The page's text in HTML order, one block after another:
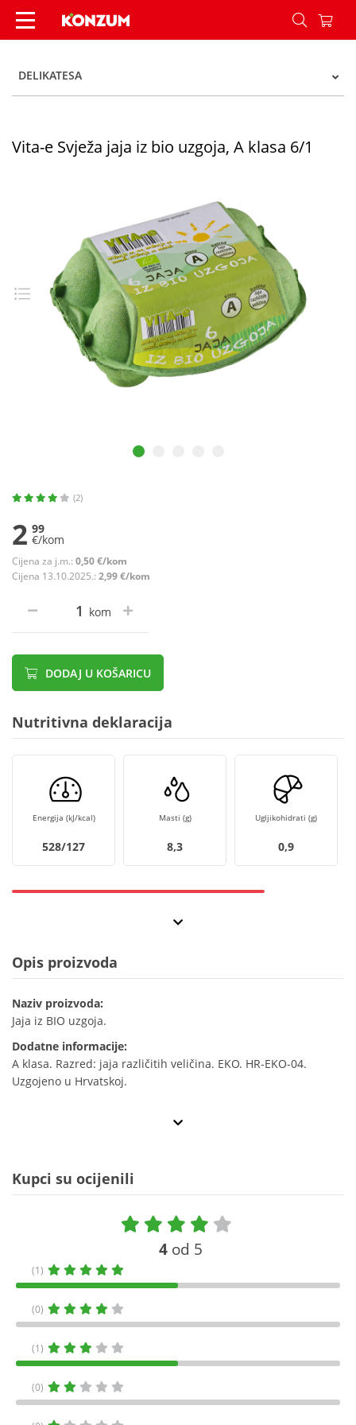
Vita-e Svježa jaja iz bio uzgoja, A klasa 6/1 -
DELIKATESA
Vita-e Svježa jaja iz bio uzgoja, A klasa 6/1
(2)
2 99
€/kom
Cijena za j.m.: 0,50 €/kom
Cijena 13.10.2025.: 2,99 €/kom
kom
DODAJ U KOŠARICU
Nutritivna deklaracija
Energija (kJ/kcal)
528/127
Masti (g)
8,3
Ugljikohidrati (g)
0,9
Opis proizvoda
Naziv proizvoda:
Jaja iz BIO uzgoja.
Dodatne informacije:
A klasa. Razred: jaja različitih veličina. EKO. HR-EKO-04.
Uzgojeno u Hrvatskoj.
Kupci su ocijenili
4 od 5
(1)
(0)
(1)
(0)